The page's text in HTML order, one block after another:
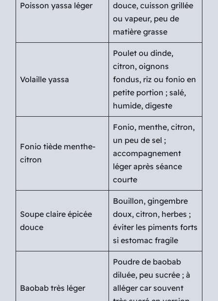
Poisson yassa léger
douce, cuisson grillée
ou vapeur, peu de
matière grasse
Volaille yassa
Poulet ou dinde,
citron, oignons
fondus, riz ou fonio en
petite portion ; salé,
humide, digeste
Fonio tiède menthe-
citron
Fonio, menthe, citron,
un peu de sel ;
accompagnement
léger après séance
courte
Soupe claire épicée
douce
Bouillon, gingembre
doux, citron, herbes ;
éviter les piments forts
si estomac fragile
Baobab très léger
Poudre de baobab
diluée, peu sucrée ; à
alléger car souvent